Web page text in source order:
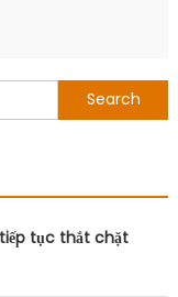
tục thắt chặt